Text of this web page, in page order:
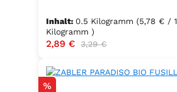
Inhalt: 0.5 Kilogramm (5,78 € / 1
Kilogramm )
Verkaufspreis:
2,89 € Regulärer Preis:
3,29 €
Rabatt
%